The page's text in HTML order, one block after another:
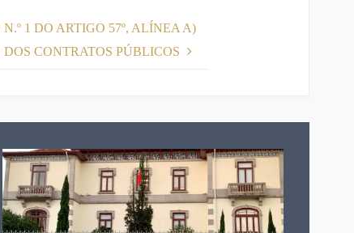
1 DO ARTIGO 57º, ALÍNEA A)
CONTRATOS PÚBLICOS